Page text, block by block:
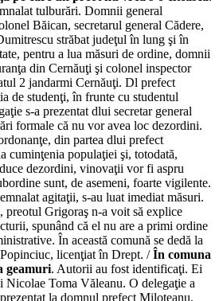
tulburări. Domnii general
Băican, secretarul general Cădere,
străbat judeţul în lung şi în
pentru a lua măsuri de ordine, domnii
din Cernăuţi şi colonel inspector
2 jandarmi Cernăuţi. Dl prefect
de studenţi, în frunte cu studentul
s-a prezentat dlui secretar general
formale că nu vor avea loc dezordini.
din partea dlui prefect
cuminţenia populaţiei şi, totodată,
dezordini, vinovaţii vor fi aspru
sunt, de asemeni, foarte vigilente.
agitaţii, s-au luat imediat măsuri.
preotul Grigoraş n-a voit să explice
spunând că el nu are a primi ordine
În această comună se dedă la
licenţiat în Drept. /În comuna
geamuri. Autorii au fost identificaţi. Ei
Nicolae Toma Văleanu. O delegaţie a
la domnul prefect Miloteanu,